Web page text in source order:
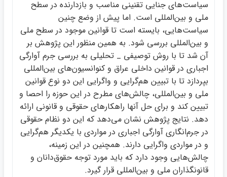
سياست‌هاي جنايي تقنيني مناسب و بازدارنده در سطح
ملي و بين‌المللي است. اما پيش از وضع چنين
سياست‌هايي، بايسته است تا قوانين موجود در سطح ملي
و بين‌المللي بررسي شود. به همين منظور اين پژوهش بر
آن شد تا با روش توصيفي _ تحليلي به بررسي جرم آوارگي
اجباري در قوانين داخلي عراق و كنوانسيون‌هاي بين‌المللي
بپردازد تا با تبيين هم‌گرايي و واگرايي اين دو نوع قوانين
ملي و بين‌المللي، چالش‌هاي مطرح در اين حوزه را احصا و
تبيين كند و براي حل آنها راهكارهاي حقوقي و قانوني ارائه
دهد. نتايج پژوهش نشان مي‌دهد كه اين دو نظام حقوقي
در جرم‌انگاري آوارگي اجباري در مواردي با يكديگر هم‌گرايي
و در مواردي واگرايي دارند. همچنين در اين زمينه،
چالش‌هايي وجود دارد كه بايد مورد توجه حقوق‌دانان و
قانونگذاران ملي و بين‌المللي قرار گيرد.